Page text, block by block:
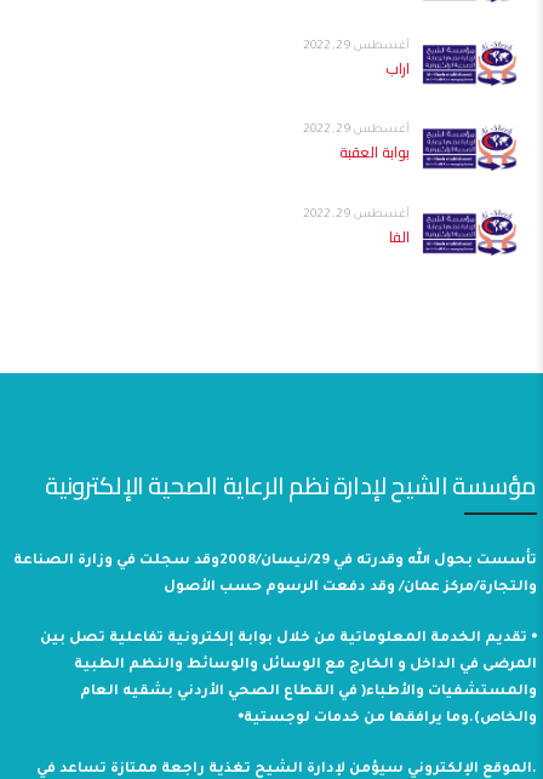
أغسطس 29, 2022
اراب
أغسطس 29, 2022
بوابة العقبة
أغسطس 29, 2022
الفا
مؤسسة الشيح لإدارة نظم الرعاية الصحية الإلكترونية
تأسست بحول الله وقدرته في 29/نيسان/2008وقد سجلت في وزارة الصناعة
والتجارة/مركز عمان/ وقد دفعت الرسوم حسب الأصول
⦁ تقديم الخدمة المعلوماتية من خلال بوابة إلكترونية تفاعلية تصل بين
المرضى في الداخل و الخارج مع الوسائل والوسائط والنظم الطبية
والمستشفيات والأطباء( في القطاع الصحي الأردني بشقيه العام
والخاص).وما يرافقها من خدمات لوجستية⦁
.الموقع الإلكتروني سيؤمن لإدارة الشيح تغذية راجعة ممتازة تساعد في